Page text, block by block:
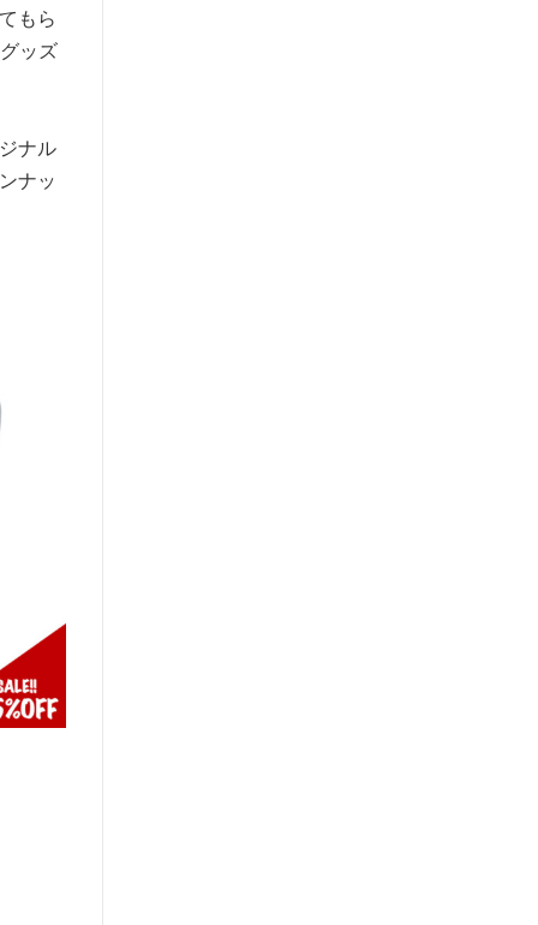
もら
ッズ
ナル
ナッ